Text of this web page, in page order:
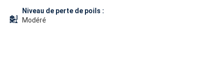
Niveau de perte de poils :
Modéré